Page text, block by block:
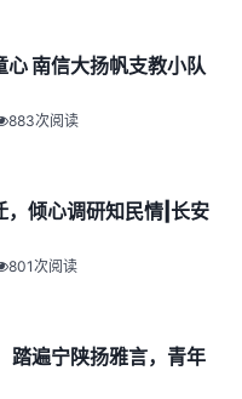
心 南信大扬帆支教小队
883次阅读
，倾心调研知民情|长安
801次阅读
踏遍宁陕扬雅言，青年